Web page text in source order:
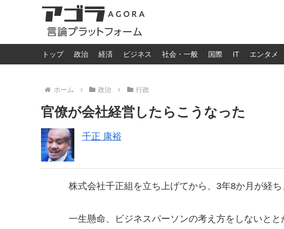
トップ 政治 経済 ビジネス 社会・一般 国際 IT エンタメ
ホーム 政治 行政
官僚が会社経営したらこうなった
千正 康裕
株式会社千正組を立ち上げてから、3年8か月が経ち
一生懸命、ビジネスパーソンの考え方をしないとと